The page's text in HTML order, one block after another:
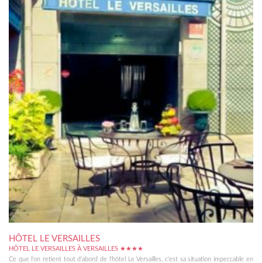
HÔTEL LE VERSAILLES
HÔTEL LE VERSAILLES À VERSAILLES ★★★★
Ce que l'on retient tout d'abord de l'hôtel Le Versailles, c'est sa situation impeccable en